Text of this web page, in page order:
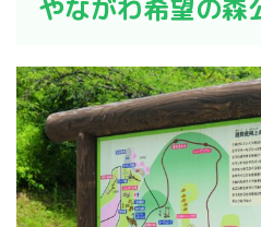
やながわ希望の森